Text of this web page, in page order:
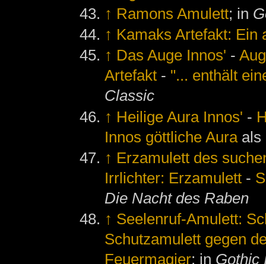
↑ Ramons Amulett; in
↑ Kamaks Artefakt: Ein
↑ Das Auge Innos' -
Artefakt - "... enthält
Classic
↑ Heilige Aura Innos' -
Innos göttliche Auraals
↑ Erzamulett des
Irrlichter: Erzamulett -
Die Nacht des Raben
↑ Seelenruf-Amulett:
Schutzamulett gegen
Feuermagier; in Gothic